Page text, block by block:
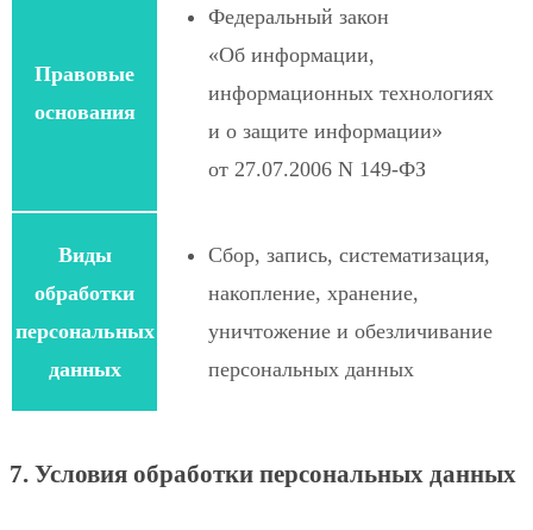
Правовые
основания
Федеральный закон
«Об информации,
информационных технологиях
и о защите информации»
от 27.07.2006 N 149-ФЗ
Виды
обработки
персональных
данных
Сбор, запись, систематизация,
накопление, хранение,
уничтожение и обезличивание
персональных данных
7. Условия обработки персональных данных